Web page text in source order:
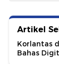
Artikel
Korlantas
Bahas